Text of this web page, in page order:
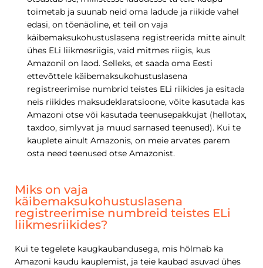
toimetab ja suunab neid oma ladude ja riikide vahel
edasi, on tõenäoline, et teil on vaja
käibemaksukohustuslasena registreerida mitte ainult
ühes ELi liikmesriigis, vaid mitmes riigis, kus
Amazonil on laod. Selleks, et saada oma Eesti
ettevõttele käibemaksukohustuslasena
registreerimise numbrid teistes ELi riikides ja esitada
neis riikides maksudeklaratsioone, võite kasutada kas
Amazoni otse või kasutada teenusepakkujat (hellotax,
taxdoo, simlyvat ja muud sarnased teenused). Kui te
kauplete ainult Amazonis, on meie arvates parem
osta need teenused otse Amazonist.
Miks on vaja
käibemaksukohustuslasena
registreerimise numbreid teistes ELi
liikmesriikides?
Kui te tegelete kaugkaubandusega, mis hõlmab ka
Amazoni kaudu kauplemist, ja teie kaubad asuvad ühes